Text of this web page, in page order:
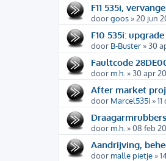
F11 535i,
doorgoos » 20 jun
F10 535i:
door B-Buster » 30
Faultcode
door m.h. » 30 apr
After market
door Marcel535i »
door m.h. » 08 feb
Aandrijving,
door malle pietje »